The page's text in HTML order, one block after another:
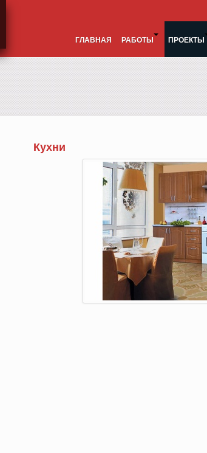
ГЛАВНАЯ РАБОТЫ ПРОЕКТЫ
Кухни